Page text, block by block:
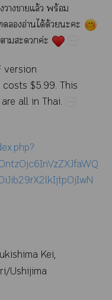
ล้​ร้​
อ่​ได้​ด้​​
ค่
Ushijima​